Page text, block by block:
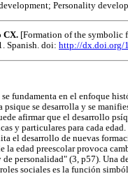
Personality
CX. [Formation of the symbolic
Spanish. doi: http://dx.doi.org/
fundamenta en el enfoque
psique se desarrolla y se
afirmar que el desarrollo
y particulares para cada
el desarrollo de nuevas
la edad preescolar provoca
personalidad" (3, p57). Una
sociales es la función